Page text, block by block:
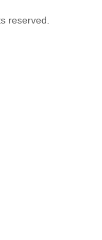
reserved.